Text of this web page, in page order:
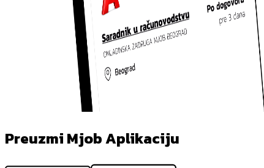
Preuzmi Mjob Aplikaciju